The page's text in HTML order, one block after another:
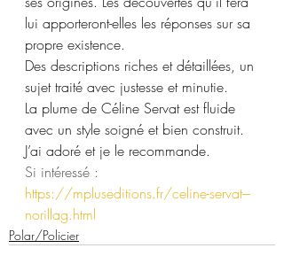
lui apporteront-elles les réponses sur sa
propre existence.
Des descriptions riches et détaillées, un
sujet traité avec justesse et minutie.
La plume de Céline Servat est fluide
avec un style soigné et bien construit.
J’ai adoré et je le recommande.
Si intéressé :
https://mpluseditions.fr/celine-servat---
norillag.html
Polar/Policier